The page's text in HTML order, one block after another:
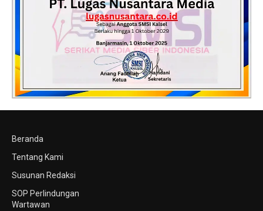
Beranda
Tentang Kami
Susunan Redaksi
SOP Perlindungan
Wartawan